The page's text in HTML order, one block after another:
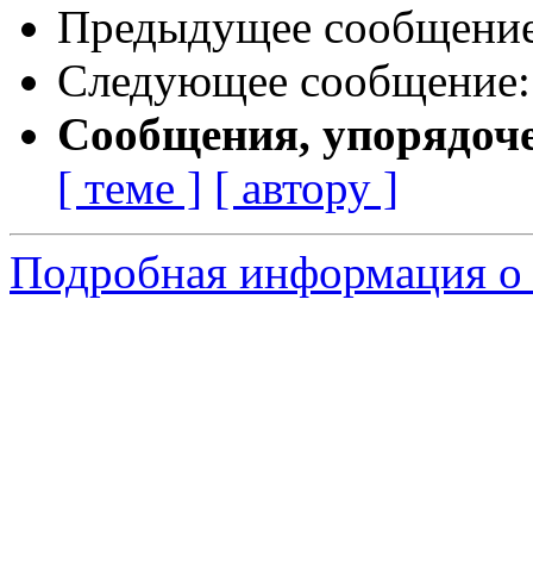
Предыдущее
Следующее
Сообщения,
[ теме ] [ автору ]
Подробная информация о